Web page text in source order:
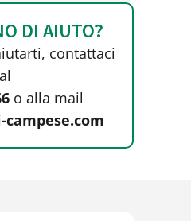
DI AIUTO?
contattaci
al
o alla mail
campese.com